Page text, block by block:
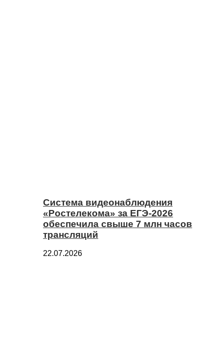
Система видеонаблюдения
«Ростелекома» за ЕГЭ-2026
обеспечила свыше 7 млн часов
трансляций
22.07.2026